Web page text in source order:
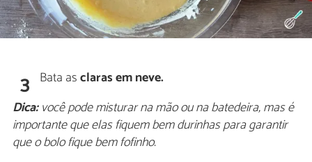
3 Bata asclaras em neve.
Dica:você pode misturar na mão ou na batedeira, mas é
importante que elas fiquem bem durinhas para garantir
que o bolo fique bem fofinho.